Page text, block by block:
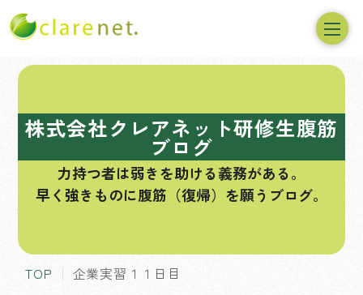
株式会社クレアネット研修生腹筋
ブログ
力持つ者は弱きを助ける義務がある。
早く強きものに腹筋（復帰）を願うブログ。
TOP 企業実習１１日目